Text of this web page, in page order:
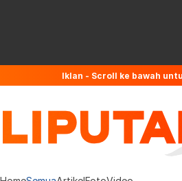
Iklan - Scroll ke bawah